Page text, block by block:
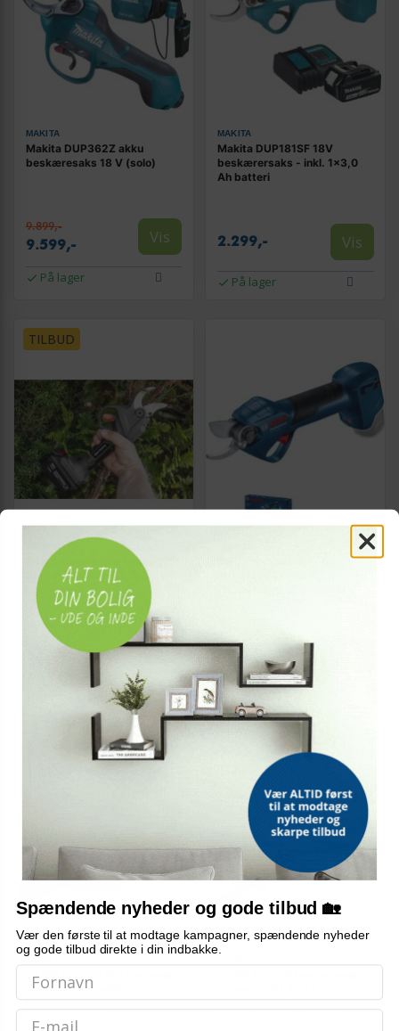
MAKITA
Makita DUP362Z akku
beskæresaks 18 V (solo)
9.899,-
9.599,- Vis
På lager
MAKITA
Makita DUP181SF 18V
beskærersaks - inkl. 1×3,0
Ah batteri
2.299,- Vis
På lager
TILBUD
GRAPHITE
Beskæresaks 18V uden
batteri - GRAPHITE Energy+
børsteløs
Vis
Beskærersaks akku 12 V -
1.599,-
1.499,-
På lager
STANLEY V20 18V kædesaks
uden batteri - akku
beskæringssav
batteri (SFMCPP32M1)
Spændende nyheder og gode tilbud 🏡
Vær den første til at modtage kampagner, spændende nyheder
og gode tilbud direkte i din indbakke.
Email